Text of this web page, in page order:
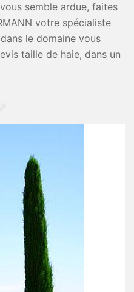
semble ardue, faites
votre spécialiste
le domaine vous
taille de haie, dans un